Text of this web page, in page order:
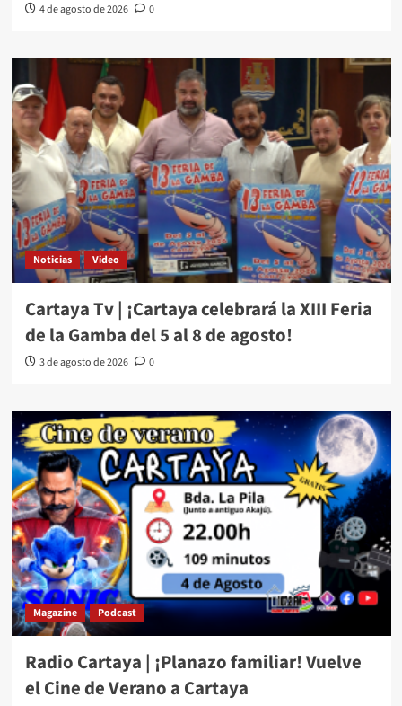
4 de agosto de 2026 0
Noticias Video
Cartaya Tv | ¡Cartaya celebrará la XIII Feria
de la Gamba del 5 al 8 de agosto!
3 de agosto de 2026 0
Magazine Podcast
Radio Cartaya | ¡Planazo familiar! Vuelve
el Cine de Verano a Cartaya